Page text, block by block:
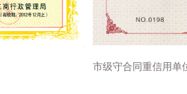
市级守合同重信用单